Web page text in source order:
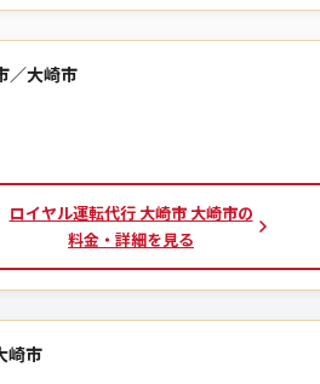
／大崎市
ロイヤル運転代行 大崎市 大崎市の
料金・詳細を見る
崎市